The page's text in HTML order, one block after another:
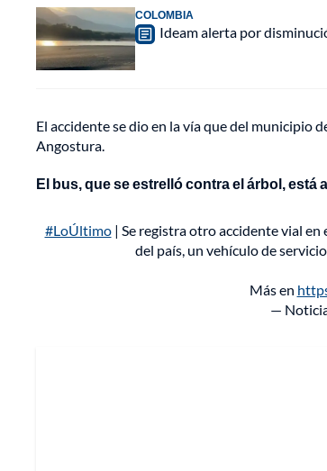
COLOMBIA
Ideam alerta por
El accidente se dio en la vía que del municipio
Angostura.
El bus, que se estrelló contra el árbol,
#LoÚltimo| Se registra otro accidente vial en
del país, un vehículo de
Más en
—